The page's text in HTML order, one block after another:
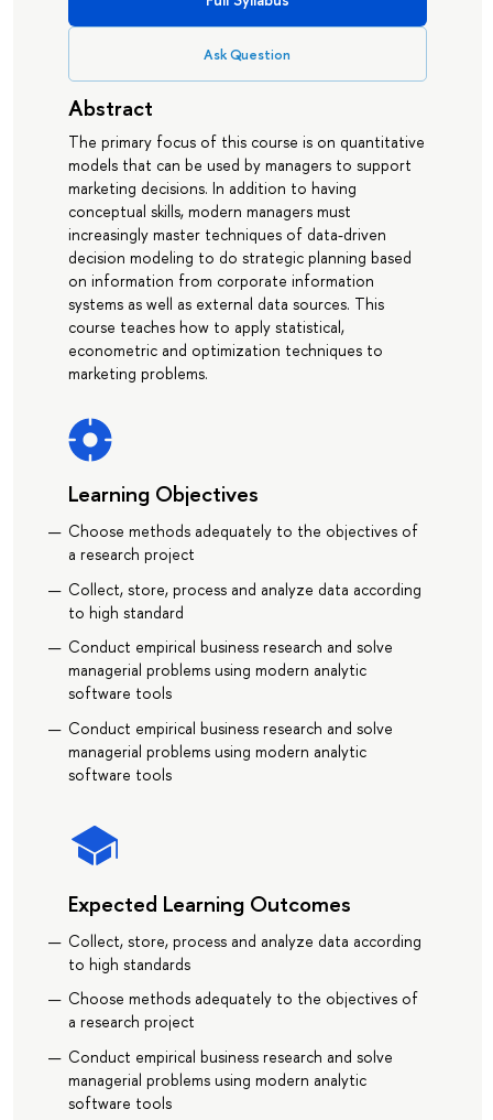
Ask Question
Abstract
The primary focus of this course is on quantitative
models that can be used by managers to support
marketing decisions. In addition to having
conceptual skills, modern managers must
increasingly master techniques of data-driven
decision modeling to do strategic planning based
on information from corporate information
systems as well as external data sources. This
course teaches how to apply statistical,
econometric and optimization techniques to
marketing problems.
Learning Objectives
Choose methods adequately to the objectives of
a research project
Collect, store, process and analyze data according
to high standard
Conduct empirical business research and solve
managerial problems using modern analytic
software tools
Conduct empirical business research and solve
managerial problems using modern analytic
software tools
Expected Learning Outcomes
Collect, store, process and analyze data according
to high standards
Choose methods adequately to the objectives of
a research project
Conduct empirical business research and solve
managerial problems using modern analytic
software tools